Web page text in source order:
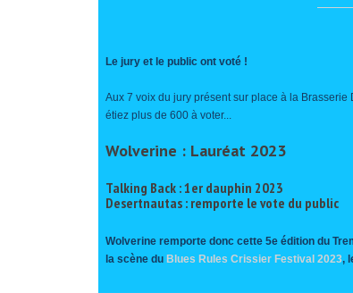
Le jury et le public ont voté !
Aux 7 voix du jury présent sur place à la
étiez plus de 600 à voter...
Wolverine : Lauréat 2023
Talking Back : 1er dauphin 2023
Desertnautas : remporte le vote du public
Wolverine remporte donc cette 5e édition du
la scène du Blues Rules Crissier Festival 2023,